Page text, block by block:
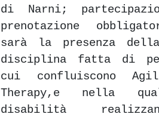
di Narni;
prenotazione
sarà la presenza
disciplina fatta di
cui confluiscono
Therapy,e nella
disabilità